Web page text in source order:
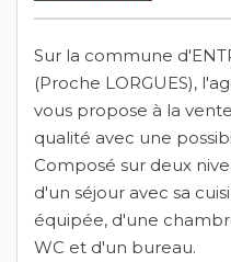
Sur la commune
(Proche LORGUES),
vous propose à la
qualité avec une
Composé sur deux
d'un séjour avec sa
équipée, d'une
WC et d'un bureau.